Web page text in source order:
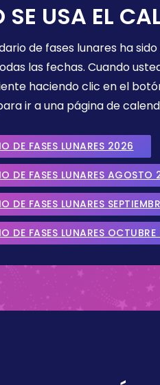
USA EL
de fases lunares ha
las fechas. Cuando
haciendo clic en el
ir a una página de
DE FASES LUNARES 2026
DE FASES LUNARES AGOSTO
DE FASES LUNARES
DE FASES LUNARES